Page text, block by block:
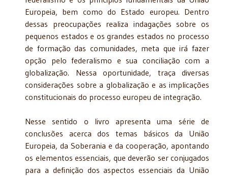
Europeia, bem como do Estado europeu. Dentro
dessas preocupações realiza indagações sobre os
pequenos estados e os grandes estados no processo
de formação das comunidades, meta que irá fazer
opção pelo federalismo e sua conciliação com a
globalização. Nessa oportunidade, traça diversas
considerações sobre a globalização e as implicações
constitucionais do processo europeu de integração.
Nesse sentido o livro apresenta uma série de
conclusões acerca dos temas básicos da União
Europeia, da Soberania e da cooperação, apontando
os elementos essenciais, que de­verão ser conjugados
para a definição dos aspectos essenciais da União